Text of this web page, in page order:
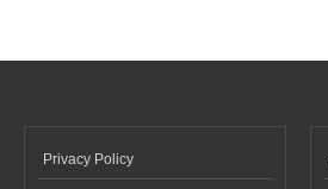
Privacy Policy